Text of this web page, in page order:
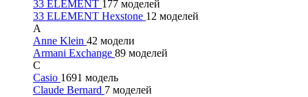
33 ELEMENT 177 моделей
33 ELEMENT Hexstone 12 моделей
A
Anne Klein 42 модели
Armani Exchange 89 моделей
C
Casio 1691 модель
Claude Bernard 7 моделей